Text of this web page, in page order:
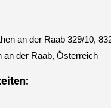
an der Raab 329/10,
an der Raab, Österreich